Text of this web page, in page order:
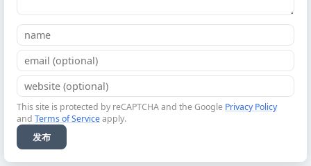
This site is protected by reCAPTCHA and the Google Privacy Policy
and Terms of Serviceapply.
发布